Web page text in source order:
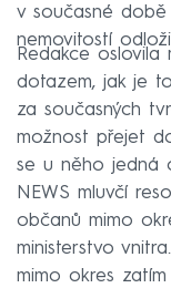
v současné
nemovitostí
Redakce oslovila
dotazem, jak je
za současných
možnost přejet
se u něho jedná
NEWS mluvčí
občanů mimo
ministerstvo
mimo okres